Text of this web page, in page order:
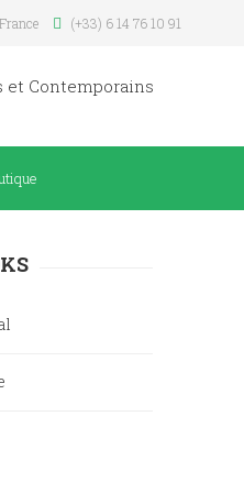
(+33) 6 14 76 10 91